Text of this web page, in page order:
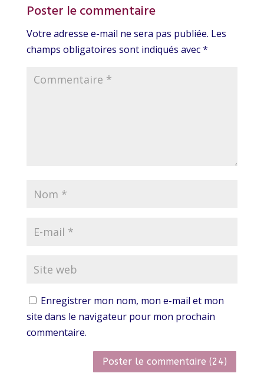
Poster le commentaire
Votre adresse e-mail ne sera pas publiée. Les
champs obligatoires sont indiqués avec*
Enregistrer mon nom, mon e-mail et mon
site dans le navigateur pour mon prochain
commentaire.